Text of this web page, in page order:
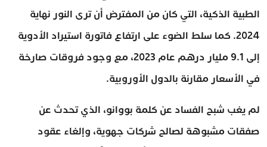
الطبية الذكية، التي كان من المفترض أن ترى النور نهاية
2024. كما سلط الضوء على ارتفاع فاتورة استيراد الأدوية
إلى 9.1 مليار درهم عام 2023، مع وجود فروقات صارخة
في الأسعار مقارنة بالدول الأوروبية.
لم يغب شبح الفساد عن كلمة بووانو، الذي تحدث عن
صفقات مشبوهة لصالح شركات جهوية، وإلغاء عقود